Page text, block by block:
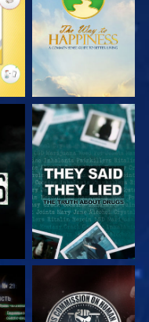
СМОТРЕТЬ
СМОТРЕТЬ